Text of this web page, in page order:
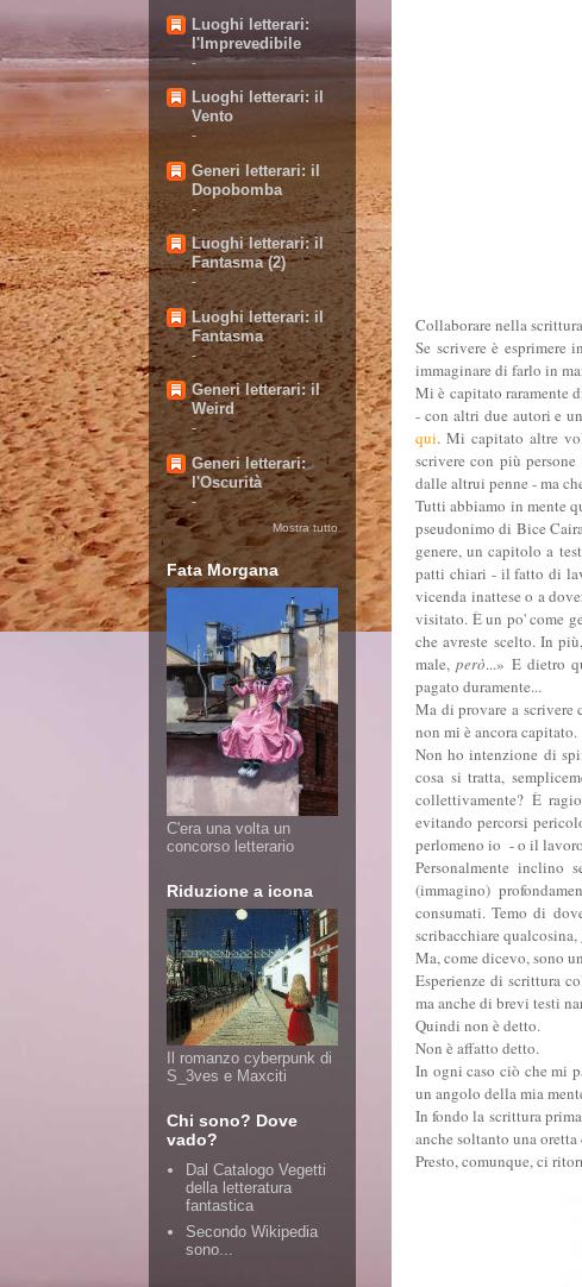
Collaborare nella
Se scrivere è esprimere
immaginare di farlo in
Mi è capitato raramente
- con altri due autori e
qui. Mi capitato altre
scrivere con più
dalle altrui penne - ma
Tutti abbiamo in mente
pseudonimo di Bice
genere, un capitolo a
patti chiari - il fatto di
vicenda inattese o a
visitato. È un po' come
che avreste scelto. In
male,però...» E dietro
pagato duramente...
Ma di provare a
non mi è ancora capitato.
Non ho intenzione di
cosa si tratta,
collettivamente? È
evitando percorsi
perlomeno io - o il
Personalmente inclino
(immagino)
consumati. Temo di
scribacchiare
Ma, come dicevo, sono
Esperienze di scrittura
ma anche di brevi testi
Quindi non è detto.
Non è affatto detto.
In ogni caso ciò che mi
un angolo della mia
In fondo la scrittura
anche soltanto una
Presto, comunque, ci
Luoghi letterari:
l'Imprevedibile
-
Luoghi letterari: il
Vento
-
Generi letterari: il
Dopobomba
-
Luoghi letterari: il
Fantasma (2)
-
Luoghi letterari: il
Fantasma
-
Generi letterari: il
Weird
-
Generi letterari:
l'Oscurità
-
Mostra tutto
Fata Morgana
C'era una volta un
concorso letterario
Riduzione a icona
Il romanzo cyberpunk di
S_3ves e Maxciti
Chi sono? Dove
vado?
Dal Catalogo Vegetti
della letteratura
fantastica
Secondo Wikipedia
sono...